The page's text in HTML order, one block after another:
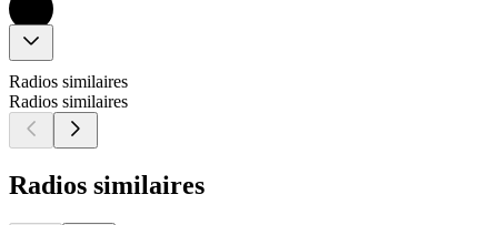
Radios similaires
Radios similaires
Radios similaires